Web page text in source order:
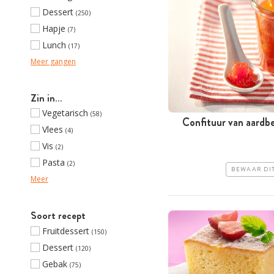
Dessert (250)
Hapje (7)
Lunch (17)
Meer gangen
Zin in…
Vegetarisch (58)
Vlees (4)
Vis (2)
Pasta (2)
Meer
Soort recept
Fruitdessert (150)
Dessert (120)
Gebak (75)
Confituur van
BEWAAR